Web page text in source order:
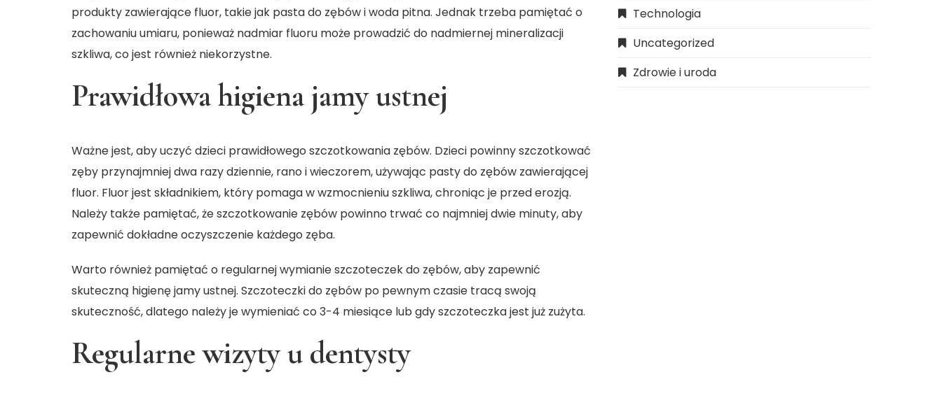
produkty zawierające fluor, takie jak pasta do zębów i woda pitna. Jednak trzeba pamiętać o
zachowaniu umiaru, ponieważ nadmiar fluoru może prowadzić do nadmiernej mineralizacji
szkliwa, co jest również niekorzystne.
Prawidłowa higiena jamy ustnej
Ważne jest, aby uczyć dzieci prawidłowego szczotkowania zębów. Dzieci powinny szczotkować
zęby przynajmniej dwa razy dziennie, rano i wieczorem, używając pasty do zębów zawierającej
fluor. Fluor jest składnikiem, który pomaga w wzmocnieniu szkliwa, chroniąc je przed erozją.
Należy także pamiętać, że szczotkowanie zębów powinno trwać co najmniej dwie minuty, aby
zapewnić dokładne oczyszczenie każdego zęba.
Warto również pamiętać o regularnej wymianie szczoteczek do zębów, aby zapewnić
skuteczną higienę jamy ustnej. Szczoteczki do zębów po pewnym czasie tracą swoją
skuteczność, dlatego należy je wymieniać co 3-4 miesiące lub gdy szczoteczka jest już zużyta.
Regularne wizyty u dentysty
Technologia
Uncategorized
Zdrowie i uroda